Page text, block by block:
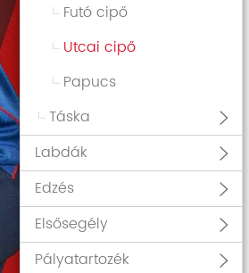
Futó cipő
Utcai cipő
Papucs
Táska
Labdák
Edzés
Elsősegély
Pályatartozék